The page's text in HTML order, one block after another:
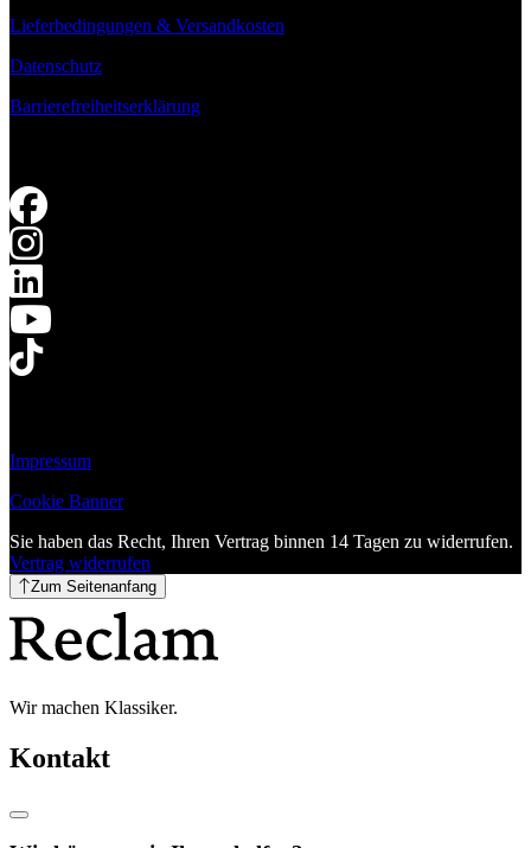
Lieferbedingungen & Versandkosten
Datenschutz
Barrierefreiheitserklärung
Impressum
Cookie Banner
Sie haben das Recht, Ihren Vertrag binnen 14 Tagen zu widerrufen.
Vertrag widerrufen
Zum Seitenanfang
Wir machen Klassiker.
Kontakt